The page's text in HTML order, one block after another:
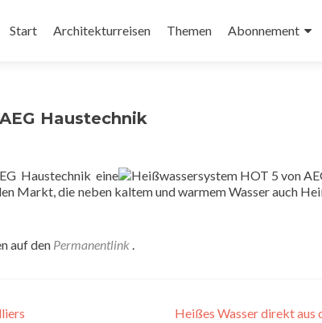
Inhalt
Start Architekturreisen Themen Abonnement
Haustechnik
Haustechnik eine
Markt, die neben kaltem und warmem Wasser auch
auf den Permanentlink .
Heißes Wasser direkt aus